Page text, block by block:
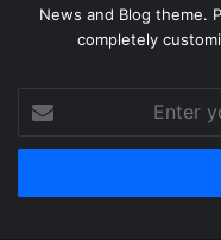
News and Blog theme.
completely
your
Email